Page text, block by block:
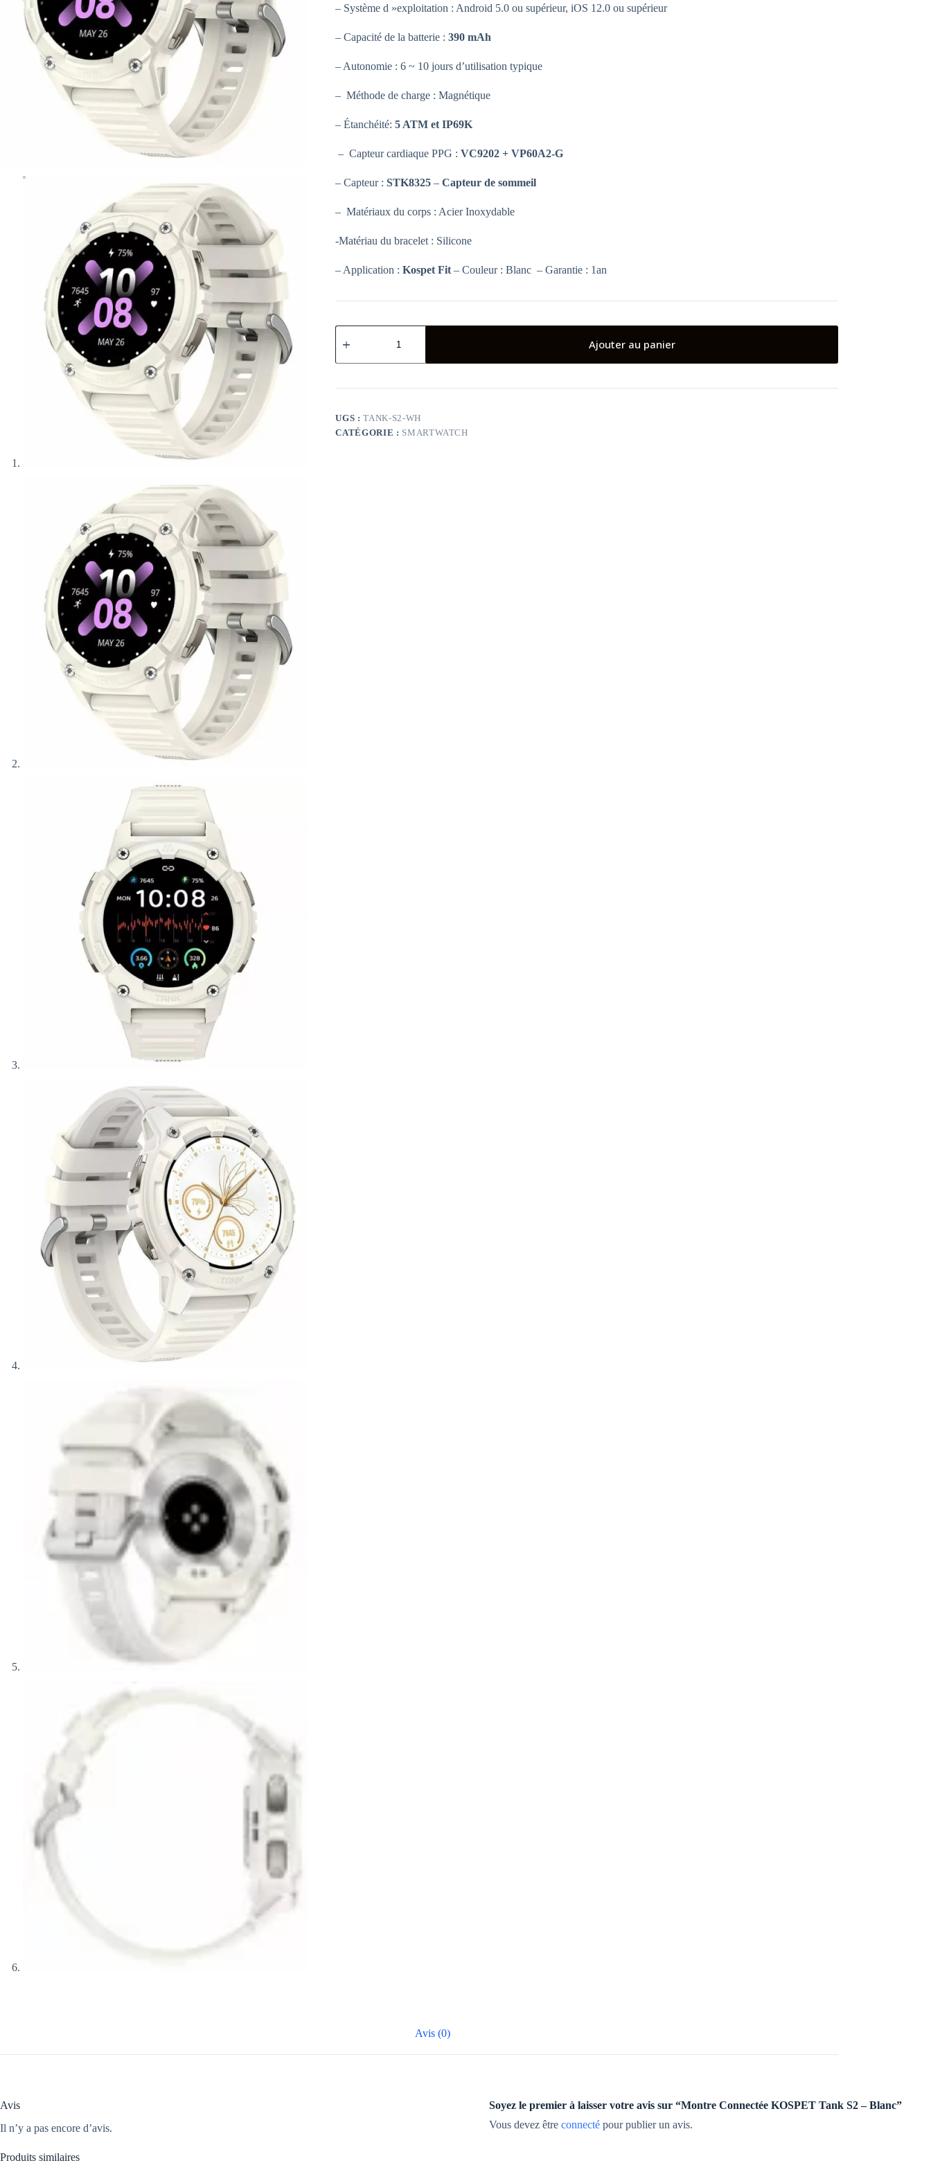
– Système d »exploitation : Android 5.0 ou supérieur, iOS 12.0 ou supérieur
– Capacité de la batterie :390 mAh
– Autonomie : 6 ~ 10 jours d’utilisation typique
– Méthode de charge : Magnétique
– Étanchéité:5 ATM et IP69K
– Capteur cardiaque PPG :VC9202 + VP60A2-G
– Capteur :STK8325 –Capteur de sommeil
– Matériaux du corps : Acier Inoxydable
-Matériau du bracelet : Silicone
– Application :Kospet Fit – Couleur : Blanc – Garantie : 1an
quantité
de
Connectée
Tank
-
Blanc
Ajouter au panier
UGS :TANK-S2-WH
CATÉGORIE : SMARTWATCH
Avis (0)
Avis
Il n’y a pas encore d’avis.
Soyez le premier à laisser votre avis sur “Montre Connectée KOSPET Tank S2 – Blanc”
Vous devez être connectépour publier un avis.
Produits similaires